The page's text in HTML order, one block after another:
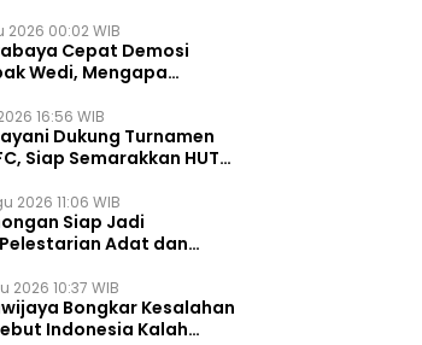
2026 00:02 WIB
Cepat Demosi
Wedi, Mengapa
16:56 WIB
Dukung Turnamen
Siap Semarakkan HUT
2026 11:06 WIB
Siap Jadi
Adat dan
2026 10:37 WIB
Bongkar Kesalahan
Indonesia Kalah